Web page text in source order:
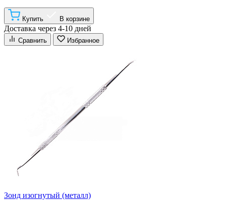
Купить В корзине
Доставка через 4-10 дней
Сравнить Избранное
Зонд изогнутый (металл)